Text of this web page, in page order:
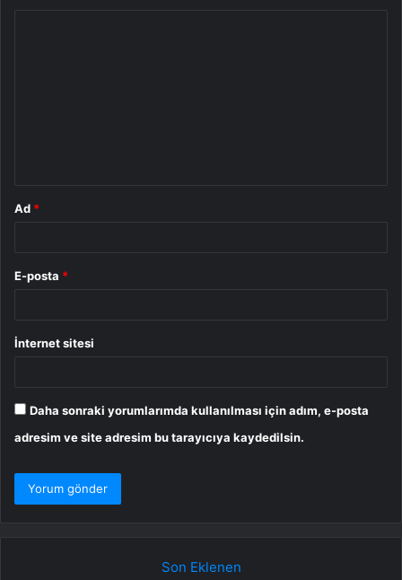
Ad *
E-posta *
İnternet sitesi
Daha sonraki yorumlarımda kullanılması için adım, e-posta
adresim ve site adresim bu tarayıcıya kaydedilsin.
Son Eklenen